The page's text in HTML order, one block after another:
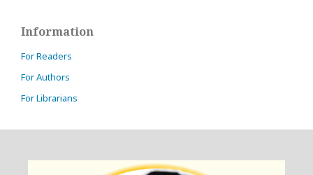
Information
For Readers
For Authors
For Librarians